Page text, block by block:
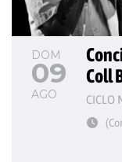
DOM
09
AGO
Coll
CICLO